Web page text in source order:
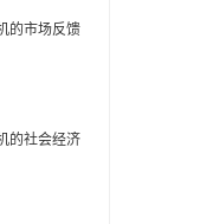
的市场反馈
的社会经济